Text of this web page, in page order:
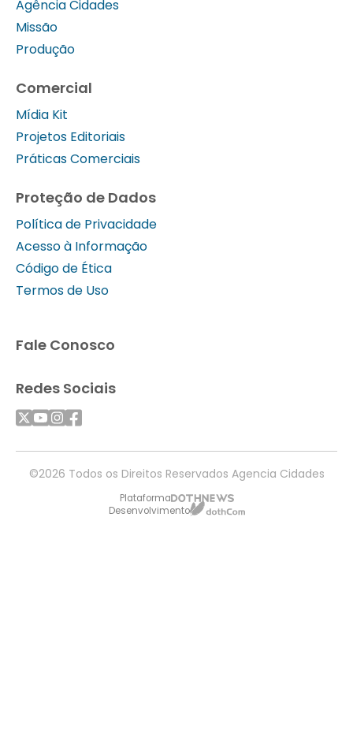
Agência Cidades
Missão
Produção
Comercial
Mídia Kit
Projetos Editoriais
Práticas Comerciais
Proteção de Dados
Política de Privacidade
Acesso à Informação
Código de Ética
Termos de Uso
Fale Conosco
Redes Sociais
©2026 Todos os Direitos Reservados Agencia Cidades
Plataforma
Desenvolvimento